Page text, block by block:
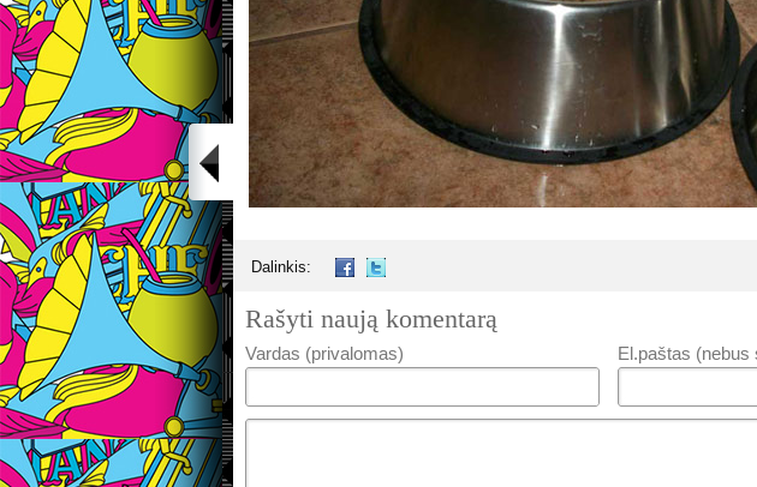
Dalinkis:
Rašyti naują komentarą
Vardas (privalomas) El.paštas